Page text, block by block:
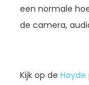
een normale
de camera,
Kijk op de Høyde